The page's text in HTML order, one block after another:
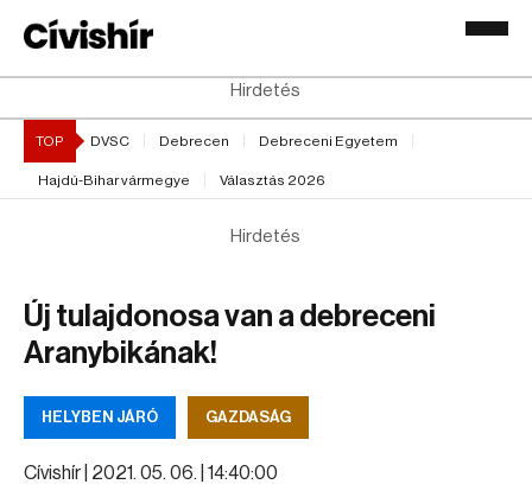
Hirdetés
TOP DVSC Debrecen Debreceni Egyetem
Hajdú-Bihar vármegye Választás 2026
Hirdetés
Új tulajdonosa van a debreceni
Aranybikának!
HELYBEN JÁRÓ GAZDASÁG
Cívishír | 2021. 05. 06. | 14:40:00